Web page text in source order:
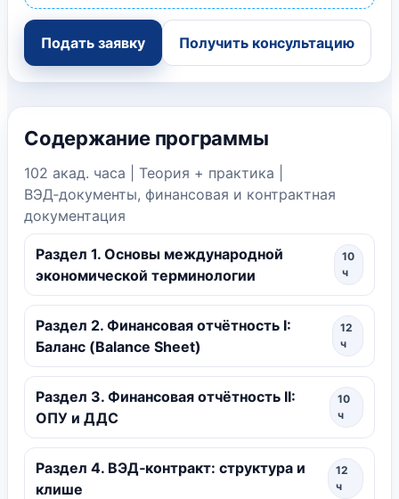
Подать заявку Получить консультацию
Содержание программы
102 акад. часа | Теория + практика |
ВЭД‑документы, финансовая и контрактная
документация
Раздел 1. Основы международной
экономической терминологии
10
ч
Раздел 2. Финансовая отчётность I:
Баланс (Balance Sheet)
12
ч
Раздел 3. Финансовая отчётность II:
ОПУ и ДДС
10
ч
Раздел 4. ВЭД‑контракт: структура и
клише
12
ч